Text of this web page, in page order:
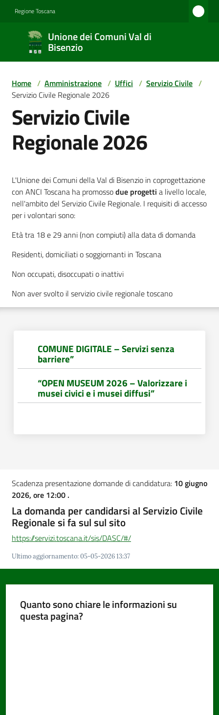
Regione Toscana
Unione dei Comuni Val di
Bisenzio
Unione
dei
Comuni
Val di
Bisenzio
Amministrazione
Novità
Servizi
Documenti
dati
Home / Amministrazione / Uffici / Servizio Civile /
Servizio Civile Regionale 2026
Servizio Civile
Regionale 2026
L'Unione dei Comuni della Val di Bisenzio in coprogettazione
con ANCI Toscana ha promossodue progetti a livello locale,
nell'ambito del Servizio Civile Regionale. I requisiti di accesso
per i volontari sono:
Età tra 18 e 29 anni (non compiuti) alla data di domanda
Residenti, domiciliati o soggiornanti in Toscana
Non occupati, disoccupati o inattivi
Non aver svolto il servizio civile regionale toscano
COMUNE DIGITALE – Servizi senza
barriere”
“OPEN MUSEUM 2026 – Valorizzare i
musei civici e i musei diffusi”
Scadenza presentazione domande di candidatura: 10 giugno
2026, ore 12:00 .
La domanda per candidarsi al Servizio Civile
Regionale si fa sul sul sito
https://servizi.toscana.it/sis/DASC/#/
Ultimo aggiornamento:05-05-2026 13:37
Quanto sono chiare le informazioni su
questa pagina?